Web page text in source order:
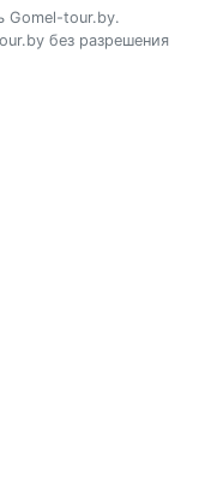
Gomel-tour.by.
без разрешения